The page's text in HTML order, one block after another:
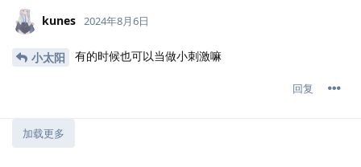
kunes 2024年8月6日
小太阳 有的时候也可以当做小刺激嘛
回复
加载更多